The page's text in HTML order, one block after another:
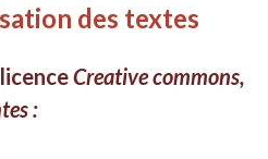
des textes
Creative commons,
: